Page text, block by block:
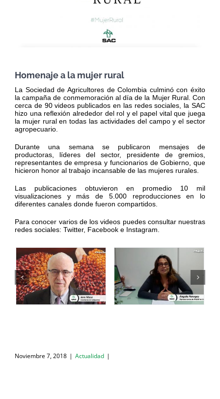
Homenaje a la mujer rural
La Sociedad de Agricultores de Colombia culminó con éxito
la campaña de conmemoración al día de la Mujer Rural. Con
cerca de 90 videos publicados en las redes sociales, la SAC
hizo una reflexión alrededor del rol y el papel vital que juega
la mujer rural en todas las actividades del campo y el sector
agropecuario.
Durante una semana se publicaron mensajes de
productoras, líderes del sector, presidente de gremios,
representantes de empresa y funcionarios de Gobierno, que
hicieron honor al trabajo incansable de las mujeres rurales.
Las publicaciones obtuvieron en promedio 10 mil
visualizaciones y más de 5.000 reproducciones en lo
diferentes canales donde fueron compartidos.
Para conocer varios de los videos puedes consultar nuestras
redes sociales: Twitter, Facebook e Instagram.
Noviembre 7, 2018 | Actualidad |